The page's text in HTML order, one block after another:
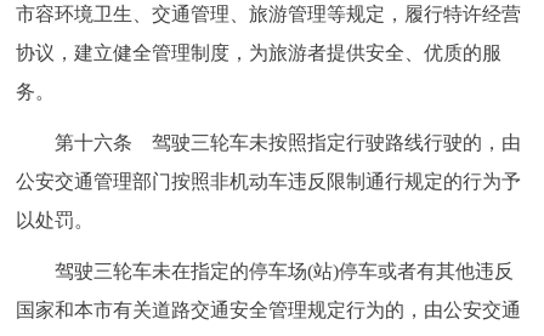
市容环境卫生、交通管理、旅游管理等规定，履行特许经营
协议，建立健全管理制度，为旅游者提供安全、优质的服
务。
第十六条 驾驶三轮车未按照指定行驶路线行驶的，由
公安交通管理部门按照非机动车违反限制通行规定的行为予
以处罚。
驾驶三轮车未在指定的停车场(站)停车或者有其他违反
国家和本市有关道路交通安全管理规定行为的，由公安交通